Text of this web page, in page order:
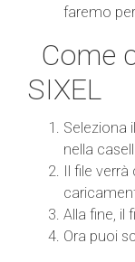
faremo
Come
SIXEL
Seleziona
nella
Il file
Alla fine, il
Ora puoi